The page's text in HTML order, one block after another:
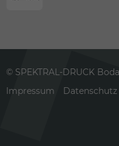
© SPEKTRAL-DRUCK
Impressum
Datenschutz